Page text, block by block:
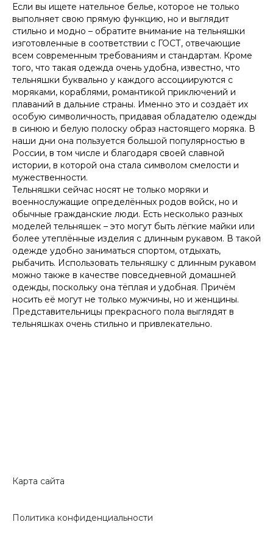
Если вы ищете нательное белье, которое не только
выполняет свою прямую функцию, но и выглядит
стильно и модно – обратите внимание на тельняшки
изготовленные в соответствии с ГОСТ, отвечающие
всем современным требованиям и стандартам. Кроме
того, что такая одежда очень удобна, известно, что
тельняшки буквально у каждого ассоциируются с
моряками, кораблями, романтикой приключений и
плаваний в дальние страны. Именно это и создаёт их
особую символичность, придавая обладателю одежды
в синюю и белую полоску образ настоящего моряка. В
наши дни она пользуется большой популярностью в
России, в том числе и благодаря своей славной
истории, в которой она стала символом смелости и
мужественности.
Тельняшки сейчас носят не только моряки и
военнослужащие определённых родов войск, но и
обычные гражданские люди. Есть несколько разных
моделей тельняшек – это могут быть лёгкие майки или
более утеплённые изделия с длинным рукавом. В такой
одежде удобно заниматься спортом, отдыхать,
рыбачить. Использовать тельняшку с длинным рукавом
можно также в качестве повседневной домашней
одежды, поскольку она тёплая и удобная. Причём
носить её могут не только мужчины, но и женщины.
Представительницы прекрасного пола выглядят в
тельняшках очень стильно и привлекательно.
Карта сайта
Политика конфиденциальности